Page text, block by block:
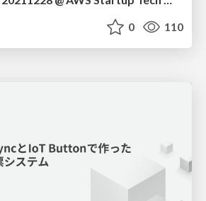
0 110